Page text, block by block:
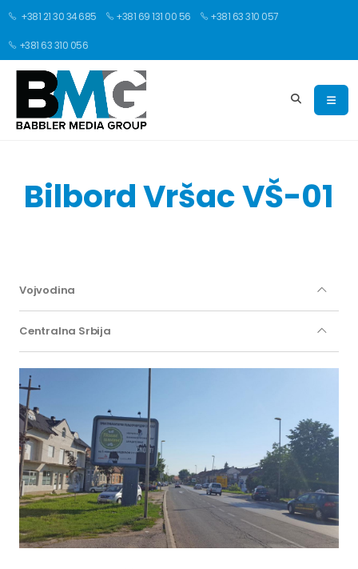
+381 21 30 34 685 +381 69 131 00 56 +381 63 310 057
+381 63 310 056
Bilbord Vršac VŠ-01
Vojvodina
Centralna Srbija